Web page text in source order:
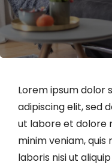
Lorem ipsum dolor
adipiscing elit, sed
ut labore et dolore
minim veniam,
laboris nisi ut